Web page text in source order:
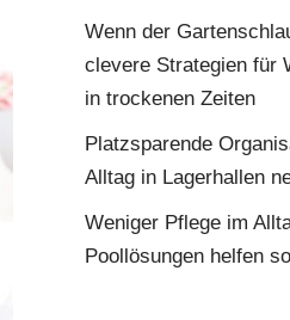
Wenn der
clevere Strategien für
in trockenen Zeiten
Platzsparende
Alltag in Lagerhallen
Weniger Pflege im
Poollösungen helfen